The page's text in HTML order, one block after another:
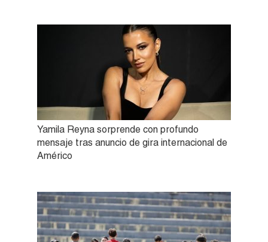
Yamila Reyna sorprende con profundo
mensaje tras anuncio de gira internacional de
Américo